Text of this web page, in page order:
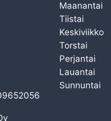
Maanantai
Tiistai
Keskiviikko
Torstai
Perjantai
Lauantai
Sunnuntai